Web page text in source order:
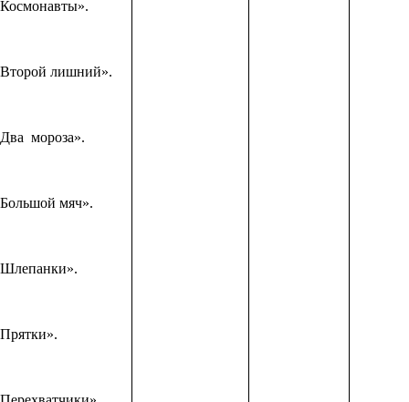
лишний».
мороза».
мяч».